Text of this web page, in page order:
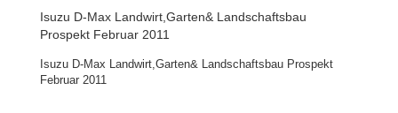
Isuzu D-Max Landwirt,Garten& Landschaftsbau
Prospekt Februar 2011
Isuzu D-Max Landwirt,Garten& Landschaftsbau Prospekt
Februar 2011